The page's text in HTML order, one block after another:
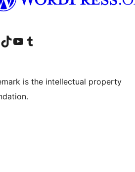
FacebookInstagram
account LinkedIn
Visita il nostro account TikTok
Visita il nostro canale YouTube
Visita il nostro account Tumblr
is the intellectual property